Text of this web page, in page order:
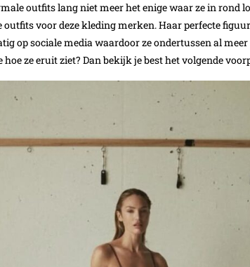
outfits lang niet meer het enige waar ze in rond
voor deze kleding merken. Haar perfecte
op sociale media waardoor ze ondertussen al
hoe ze eruit ziet? Dan bekijk je best het volgende